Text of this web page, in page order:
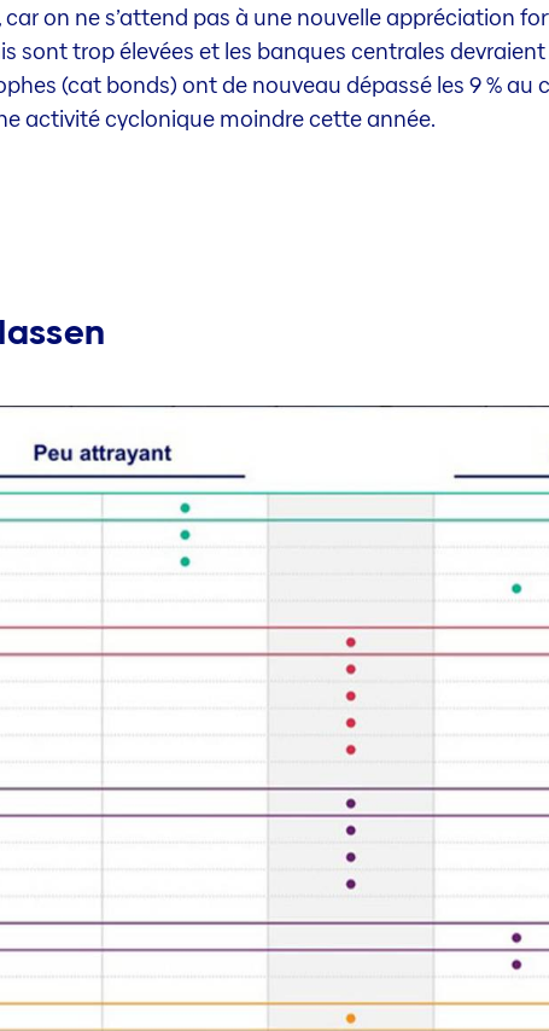
on ne s’attend pas à une nouvelle appréciation
sont trop élevées et les banques centrales
(cat bonds) ont de nouveau dépassé les 9 % au
activité cyclonique moindre cette année.